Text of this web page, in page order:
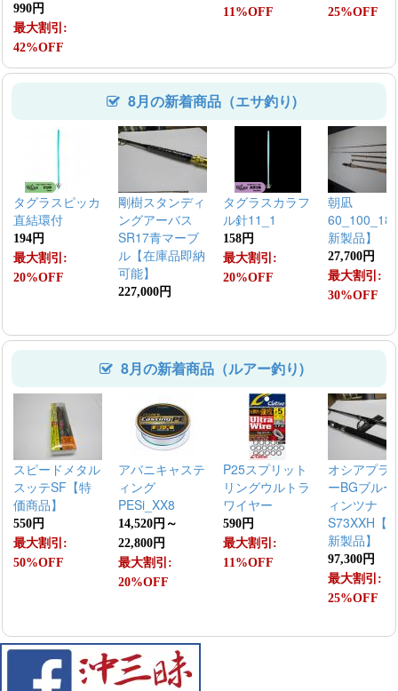
990円
最大割引:
42%OFF
11%OFF
25%OFF
8月の新着商品（エサ釣り)
タグラスピッカ
直結環付
194円
最大割引:
20%OFF
剛樹スタンディ
ングアーバス
SR17青マーブ
ル【在庫品即納
可能】
227,000円
タグラスカラフ
ル針11_1
158円
最大割引:
20%OFF
朝凪
新製品】
27,700円
最大割引:
30%OFF
8月の新着商品（ルアー釣り)
スピードメタル
スッテSF【特
価商品】
550円
最大割引:
50%OFF
アバニキャステ
ィング
PESi_XX8
14,520円～
22,800円
最大割引:
20%OFF
P25スプリット
リングウルトラ
ワイヤー
590円
最大割引:
11%OFF
オシアプラ
ーBGブル
ィンツナ
S73XXH【
新製品】
97,300円
最大割引:
25%OFF